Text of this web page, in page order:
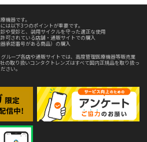
機器です。
は以下3つのポイントが重要です。
や受診と、装用サイクルを守った適正な使用
可されている店舗・通販サイトでの購入
承認番号がある商品）の購入
ループ各店や通販サイトでは、高度管理医療機器等販売業
の取り扱いコンタクトレンズはすべて国内正規品を取り扱っ
さい。